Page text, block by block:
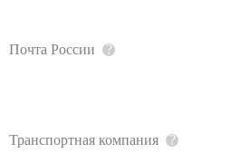
Почта России
Транспортная компания